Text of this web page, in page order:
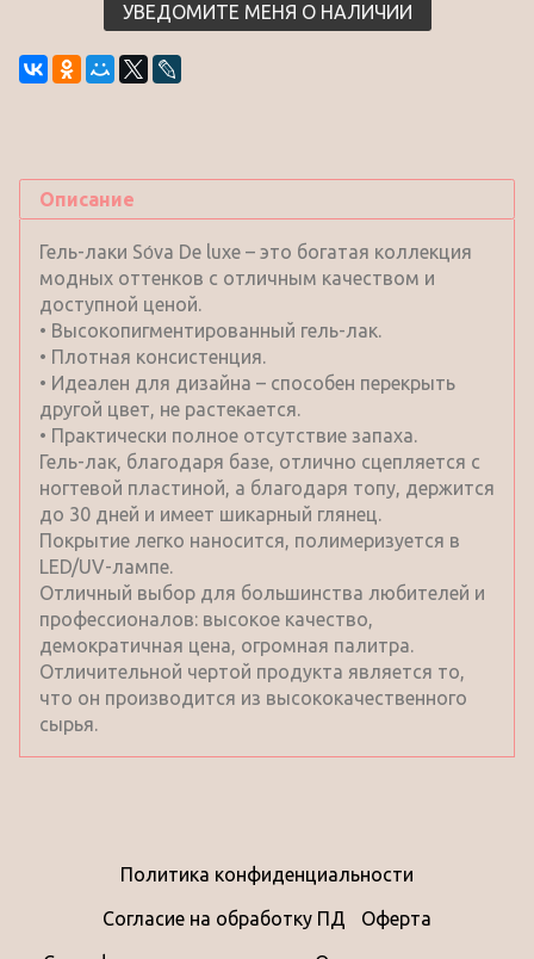
УВЕДОМИТЕ МЕНЯ О НАЛИЧИИ
Описание
Гель-лаки Sо́va De luxe – это богатая коллекция
модных оттенков с отличным качеством и
доступной ценой.
• Высокопигментированный гель-лак.
• Плотная консистенция.
• Идеален для дизайна – способен перекрыть
другой цвет, не растекается.
• Практически полное отсутствие запаха.
Гель-лак, благодаря базе, отлично сцепляется с
ногтевой пластиной, а благодаря топу, держится
до 30 дней и имеет шикарный глянец.
Покрытие легко наносится, полимеризуется в
LED/UV-лампе.
Отличный выбор для большинства любителей и
профессионалов: высокое качество,
демократичная цена, огромная палитра.
Отличительной чертой продукта является то,
что он производится из высококачественного
сырья.
Политика конфиденциальности
Согласие на обработку ПД Оферта